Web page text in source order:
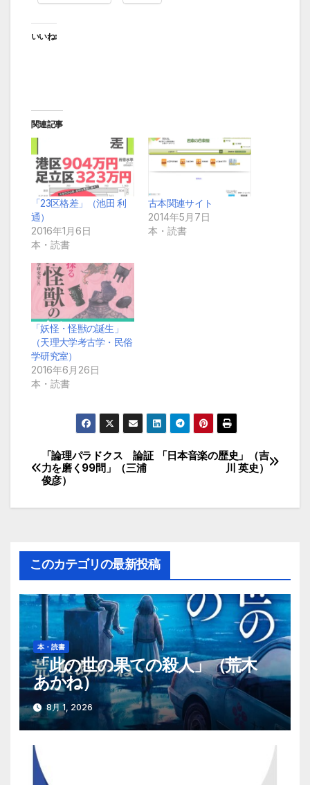
いいね:
関連記事
「23区格差」（池田 利
通）
2016年1月6日
本・読書
古本関連サイト
2014年5月7日
本・読書
「妖怪・怪獣の誕生」
（天理大学考古学・民俗
学研究室）
2016年6月26日
本・読書
投
稿
ビ
ゲ
ー
シ
ョ
ン
「日本音楽の歴史」（吉
川 英史）
「論理パラドクス 論証
力を磨く99問」（三浦
俊彦）
このカテゴリの最新投稿
本・読書
「此の世の果ての殺人」（荒木
あかね）
8月 1, 2026